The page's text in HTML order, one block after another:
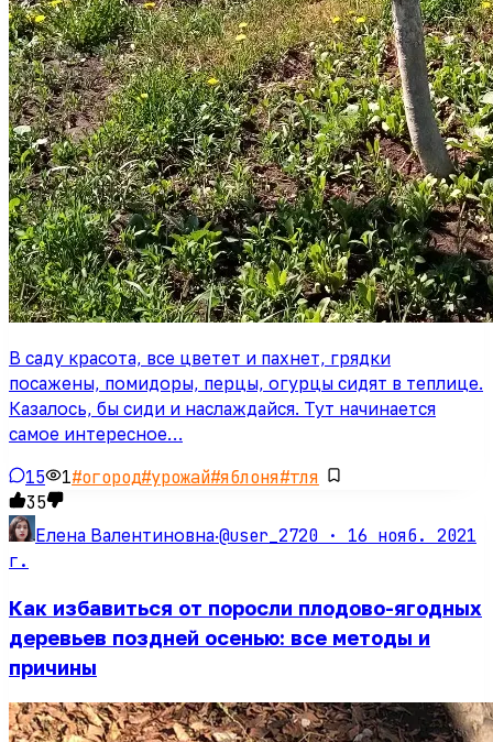
В саду красота, все цветет и пахнет, грядки
посажены, помидоры, перцы, огурцы сидят в теплице.
Казалось, бы сиди и наслаждайся. Тут начинается
самое интересное…
15 1#огород#урожай#яблоня#тля
35
Елена Валентиновна·@user_2720 · 16 нояб. 2021
г.
Как избавиться от поросли плодово-ягодных
деревьев поздней осенью: все методы и
причины